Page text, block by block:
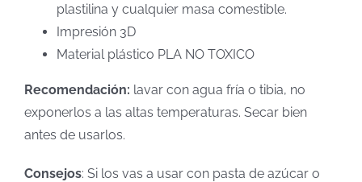
plastilina y cualquier masa comestible.
Impresión 3D
Material plástico PLA NO TOXICO
Recomendación: lavar con agua fría o tibia, no
exponerlos a las altas temperaturas. Secar bien
antes de usarlos.
Consejos: Si los vas a usar con pasta de azúcar o